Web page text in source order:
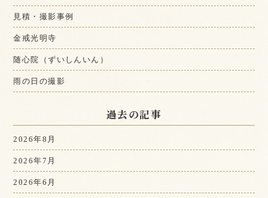
見積・撮影事例
金戒光明寺
随心院（ずいしんいん）
雨の日の撮影
過去の記事
2026年8月
2026年7月
2026年6月